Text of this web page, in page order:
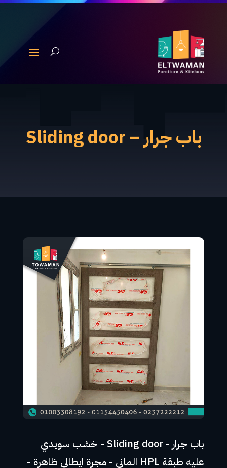
باب جرار – Sliding door
باب جرار - Sliding door - خشب سويدي
عليه طبقة HPL المانى - مجرة ايطالى ظاهرة -